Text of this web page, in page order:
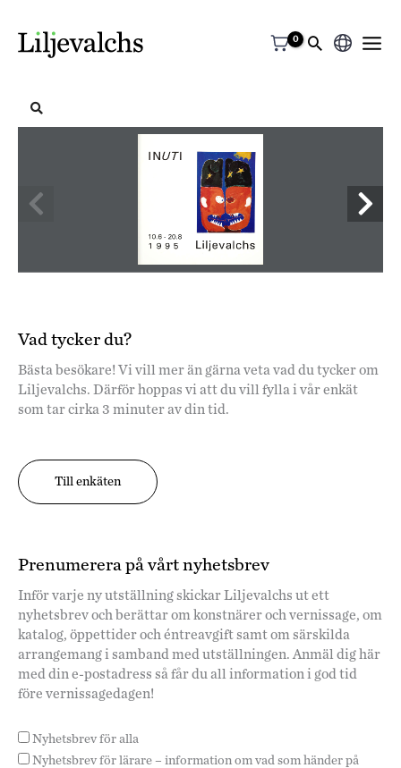
Välj
språk
INUTI
10.6 — 20.8 i t i e
1 9 9 5 LH evalchs
Vad tycker du?
Bästa besökare! Vi vill mer än gärna veta vad du tycker om
Liljevalchs. Därför hoppas vi att du vill fylla i vår enkät
som tar cirka 3 minuter av din tid.
Till enkäten
Prenumerera på vårt nyhetsbrev
Inför varje ny utställning skickar Liljevalchs ut ett
nyhetsbrev och berättar om konstnärer och vernissage, om
katalog, öppettider och éntreavgift samt om särskilda
arrangemang i samband med utställningen. Anmäl dig här
med din e-postadress så får du all information i god tid
före vernissagedagen!
Nyhetsbrev för alla
Nyhetsbrev för lärare – information om vad som händer på